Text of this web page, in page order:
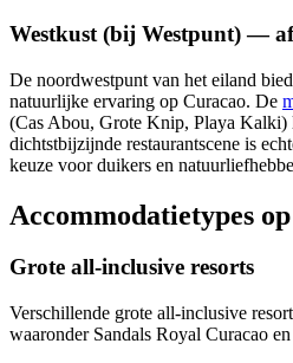
Westkust (bij Westpunt) —
De noordwestpunt van het eiland
natuurlijke ervaring op Curacao. De
(Cas Abou, Grote Knip, Playa Kalki)
dichtstbijzijnde restaurantscene is
keuze voor duikers en
Accommodatietypes
Grote all-inclusive resorts
Verschillende grote all-inclusive
waaronder Sandals Royal Curacao